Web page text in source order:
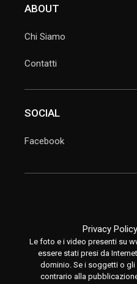
ABOUT
Chi Siamo
Contatti
SOCIAL
Facebook
Privacy Policy
Le foto e i video presenti su
essere stati presi da
dominio. Se i soggetti o
contrario alla